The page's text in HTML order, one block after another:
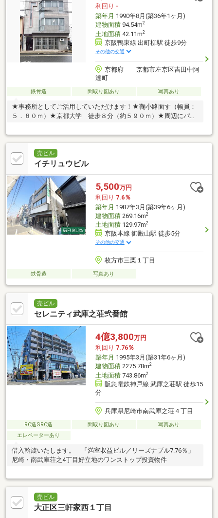
利回り -
築年月 1990年8月(築36年1ヶ月)
建物面積94.54m2
土地面積42.11m2
京阪鴨東線 出町柳駅 徒歩9分
その他の交通
京都府 京都市左京区吉田中阿
達町
鉄骨造 間取り図あり 写真あり
★事務所としてご活用していただけます！★鞠小路面す（幅員：
５．８０ｍ）★京都大学 徒歩８分（約５９０ｍ）★周辺にパー
売ビル
イチリュウビル
5,500万円
利回り 7.6％
築年月 1987年3月(築39年6ヶ月)
建物面積269.16m2
土地面積129.97m2
京阪本線 御殿山駅 徒歩5分
その他の交通
枚方市三栗１丁目
鉄骨造 写真あり
売ビル
セレニティ武庫之荘弐番館
4億3,800万円
利回り 7.76％
築年月 1995年3月(築31年6ヶ月)
建物面積2275.78m2
土地面積743.86m2
阪急電鉄神戸線 武庫之荘駅 徒歩15
分
兵庫県尼崎市南武庫之荘４丁目
RC造SRC造 間取り図あり
写真あり
エレベーターあり
借入斡旋いたします。 「満室収益ビル／リーズナブル7.76％」
尼崎・南武庫荘之4丁目好立地のワンストップ投資物件
売ビル
大正区三軒家西１丁目